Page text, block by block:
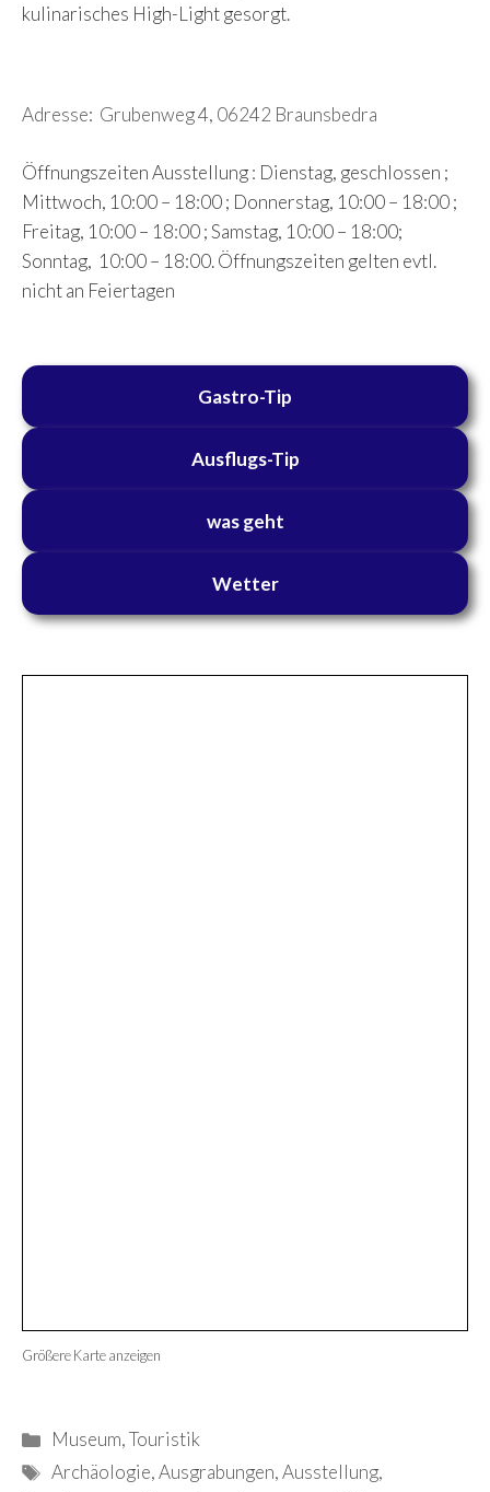
kulinarisches High-Light gesorgt.
Adresse: Grubenweg 4, 06242 Braunsbedra
Öffnungszeiten Ausstellung : Dienstag, geschlossen ;
Mittwoch, 10:00 – 18:00 ; Donnerstag, 10:00 – 18:00 ;
Freitag, 10:00 – 18:00 ; Samstag, 10:00 – 18:00;
Sonntag, 10:00 – 18:00. Öffnungszeiten gelten evtl.
nicht an Feiertagen
Gastro-Tip
Ausflugs-Tip
was geht
Wetter
Größere Karte anzeigen
Kategorien
Museum,Touristik
Schlagwörter
Archäologie,Ausgrabungen,Ausstellung,